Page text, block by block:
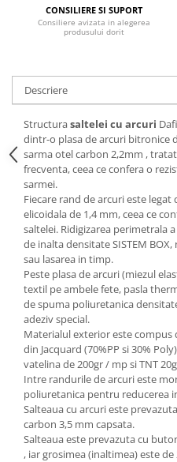
Mese gradinita
Scaune gradinita
Mobilier copii
Mobila camera copii
Scaune birou pentru copii
Saltele patuturi copii
Paturi copii
Masa si scaune gradinita
Seturi comode living si
CONSILIERE SI SUPORT
Consiliere avizata in alegerea
produsului dorit
Descriere
Structurasaltelei cu arcuri
dintr-o plasa de arcuri bitronice
sarma otel carbon 2,2mm ,
frecventa, ceea ce confera o
sarmei.
Fiecare rand de arcuri este
elicoidala de 1,4 mm, ceea ce
saltelei. Ridigizarea perimetrala
de inalta densitate SISTEM
sau lasarea in timp.
Peste plasa de arcuri (miezul
textil pe ambele fete, pasla
de spuma poliuretanica
adeziv special.
Materialul exterior este
din Jacquard (70%PP si 30%
vatelina de 200gr / mp si TNT
Intre randurile de arcuri este
poliuretanica pentru reducerea
Salteaua cu arcuri este
carbon 3,5 mm capsata.
Salteaua este prevazuta cu
, iar grosimea (inaltimea) este de